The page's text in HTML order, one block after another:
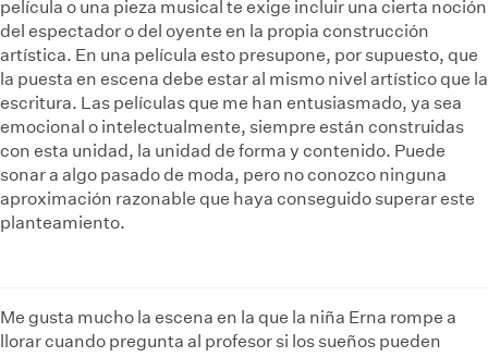
película o una pieza musical te exige incluir una cierta noción
del espectador o del oyente en la propia construcción
artística. En una película esto presupone, por supuesto, que
la puesta en escena debe estar al mismo nivel artístico que la
escritura. Las películas que me han entusiasmado, ya sea
emocional o intelectualmente, siempre están construidas
con esta unidad, la unidad de forma y contenido. Puede
sonar a algo pasado de moda, pero no conozco ninguna
aproximación razonable que haya conseguido superar este
planteamiento.
Me gusta mucho la escena en la que la niña Erna rompe a
llorar cuando pregunta al profesor si los sueños pueden